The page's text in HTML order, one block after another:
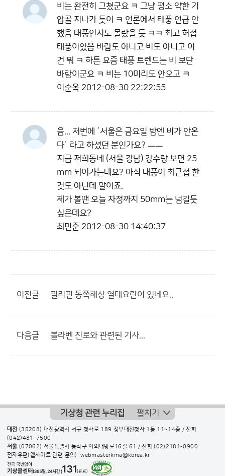
비는 완전히 그쳤군요 ㅋ 그냥 평소 약한 기
압골 지나가 듯이 ㅋ 언론에서 태풍 언급 안
했음 태풍인지도 몰랐을 듯 ㅋㅋ 최고 허접
태풍이었음 바람도 아니고 비도 아니고 이
건 뭐 ㅋ 하튼 요즘 태풍 트렌드는 비 보단
바람이군요 ㅋ 비는 10미리도 안오고 ㅋ
이순옥 2012-08-30 22:22:55
음... 저번에 ´서울은 금요일 밤엔 비가 안온
다´ 라고 하셨던 분인가요? ㅡㅡ
지금 저희동네 (서울 강남) 강수량 보면 25
mm 되어가는데요? 아직 태풍이 최근접 한
것도 아닌데 말이죠.
제가 볼땐 오늘 자정까지 50mm는 넘길듯
싶은데요?
최민준 2012-08-30 14:40:37
이전글 필리핀 동쪽해상 열대요란이 있네요..
다음글 볼라벤 진로와 관련된 기사...
기상청 관련 누리집 펼치기
대전 (35208) 대전광역시 서구 청사로 189 정부대전청사 1동 11~14층 / 전화
(042)481-7500
서울 (07062) 서울특별시 동작구 여의대방로16길 61 / 전화(02)2181-0900
전자우편(웹사이트 관련 문의): webmasterkma@korea.kr